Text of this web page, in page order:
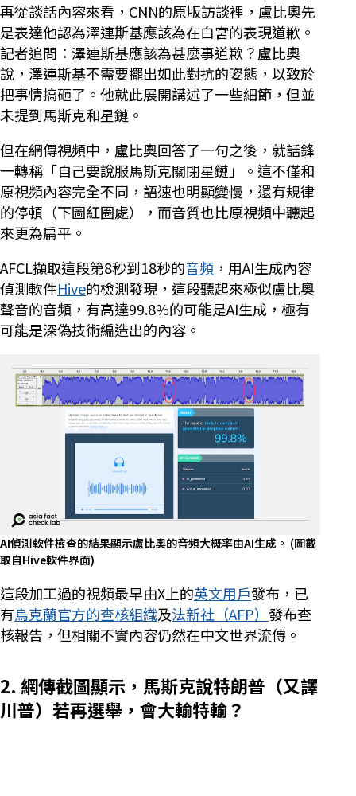
再從談話內容來看，CNN的原版訪談裡，盧比奧先
是表達他認為澤連斯基應該為在白宮的表現道歉。
記者追問：澤連斯基應該為甚麼事道歉？盧比奧
說，澤連斯基不需要擺出如此對抗的姿態，以致於
把事情搞砸了。他就此展開講述了一些細節，但並
未提到馬斯克和星鏈。
但在網傳視頻中，盧比奧回答了一句之後，就話鋒
一轉稱「自己要說服馬斯克關閉星鏈」。這不僅和
原視頻內容完全不同，語速也明顯變慢，還有規律
的停頓（下圖紅圈處），而音質也比原視頻中聽起
來更為扁平。
AFCL擷取這段第8秒到18秒的音頻 ，用AI生成內容
偵測軟件Hive的檢測發現，這段聽起來極似盧比奧
聲音的音頻，有高達99.8%的可能是AI生成，極有
可能是深偽技術編造出的內容。
AI偵測軟件檢查的結果顯示盧比奧的音頻大概率由AI生成。 (圖截
取自Hive軟件界面)
這段加工過的視頻最早由X上的英文用戶發布，已
有烏克蘭官方的查核組織及法新社（AFP） 發布查
核報告，但相關不實內容仍然在中文世界流傳。
2. 網傳截圖顯示，馬斯克說特朗普（又譯
川普）若再選舉，會大輸特輸？